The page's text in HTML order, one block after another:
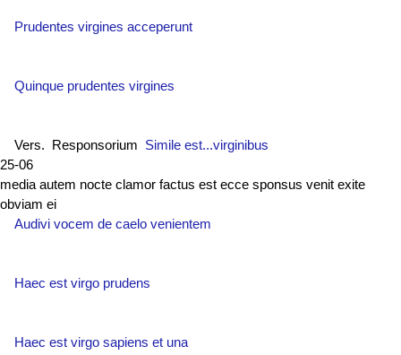
Prudentes virgines acceperunt
Quinque prudentes virgines
Vers. Responsorium Simile est...virginibus
25-06
media autem nocte clamor factus est ecce sponsus venit exite
obviam ei
Audivi vocem de caelo venientem
Haec est virgo prudens
Haec est virgo sapiens et una